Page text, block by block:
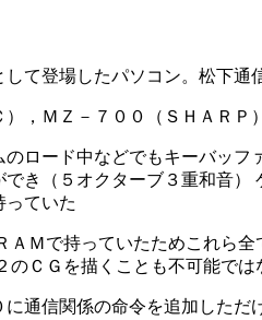
て登場したパソコン。松下通
，ＭＺ－７００（ＳＨＡＲＰ
ロード中などでもキーバッ
き（５オクターブ３重和音
っていた
ＡＭで持っていたためこれら
ＣＧを描くことも不可能で
通信関係の命令を追加した